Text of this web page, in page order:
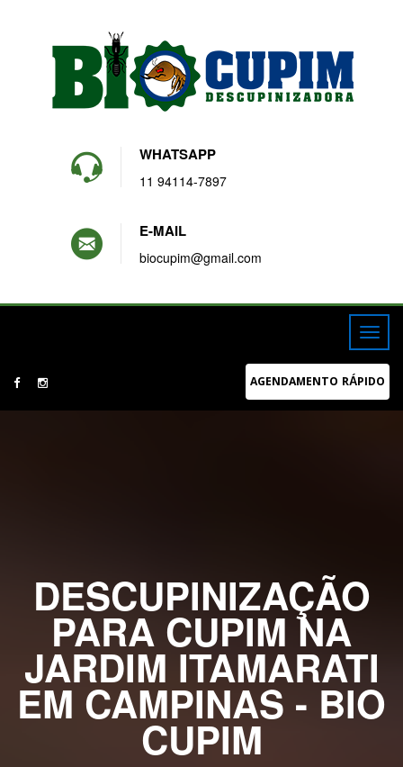
WHATSAPP
11 94114-7897
E-MAIL
biocupim@gmail.com
AGENDAMENTO RÁPIDO
DESCUPINIZAÇÃO
PARA CUPIM NA
JARDIM ITAMARATI
EM CAMPINAS - BIO
CUPIM